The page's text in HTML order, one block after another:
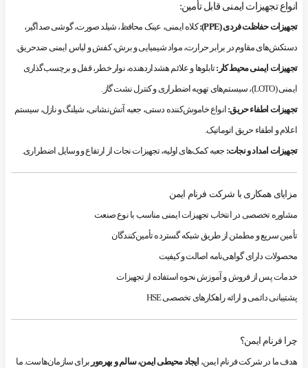
انواع تجهیزات ایمنی قابل تأمین:
تجهیزات حفاظت فردی (PPE):
کلاه ایمنی، عینک محافظ، شیلد صورت، گوشی صداگیر،
دستکش‌های مقاوم در برابر حرارت، مواد شیمیایی و برش، کفش و لباس ایمنی ضدحریق.
تجهیزات ایمنی محیط کار:تابلوها و علائم هشداردهنده، نوار خطر، قفل و برچسب‌گذاری
ایمنی (LOTO)، سیستم‌های تهویه اضطراری و کنترل نشت گاز.
تجهیزات اطفاء حریق: انواع خاموش‌کننده دستی، جعبه آتش‌نشانی، شیلنگ و نازل، سیستم
اعلام و اطفاء حریق اتوماتیک.
تجهیزات امداد و نجات: جعبه کمک‌های اولیه، تجهیزات نجات از ارتفاع و وسایل اضطراری.
مزایای همکاری با شرکت فرنام ایمن
مشاوره تخصصی در انتخاب تجهیزات ایمنی مناسب با نوع صنعت
تأمین سریع و مطمئن از طریق شبکه گسترده تأمین‌کنندگان
محصولات دارای گواهی‌نامه اصالت و کیفیت
خدمات پس از فروش و آموزش نحوه استفاده از تجهیزات
پشتیبانی دائمی و ارائه راهکارهای تخصصی HSE
چرا فرنام ایمن؟
هدف ما در شرکت فرنام ایمن، ایجاد محیطی ایمن، سالم و بهره‌ور برای سازمان‌هاست. ما